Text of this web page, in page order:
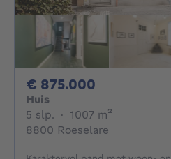
€ 875.000
Huis
5 slp. 5 slaapkamers
· 1007 m²
8800 Roeselare